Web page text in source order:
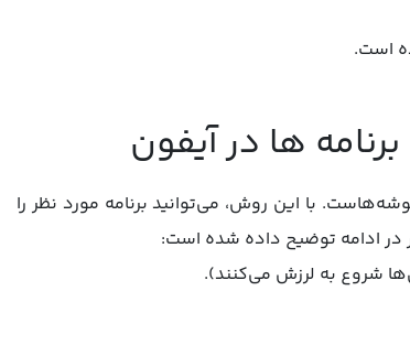
با این روش، می‌توانید برنامه مورد نظر را
در ادامه توضیح داده شده است:
شروع به لرزش می‌کنند).